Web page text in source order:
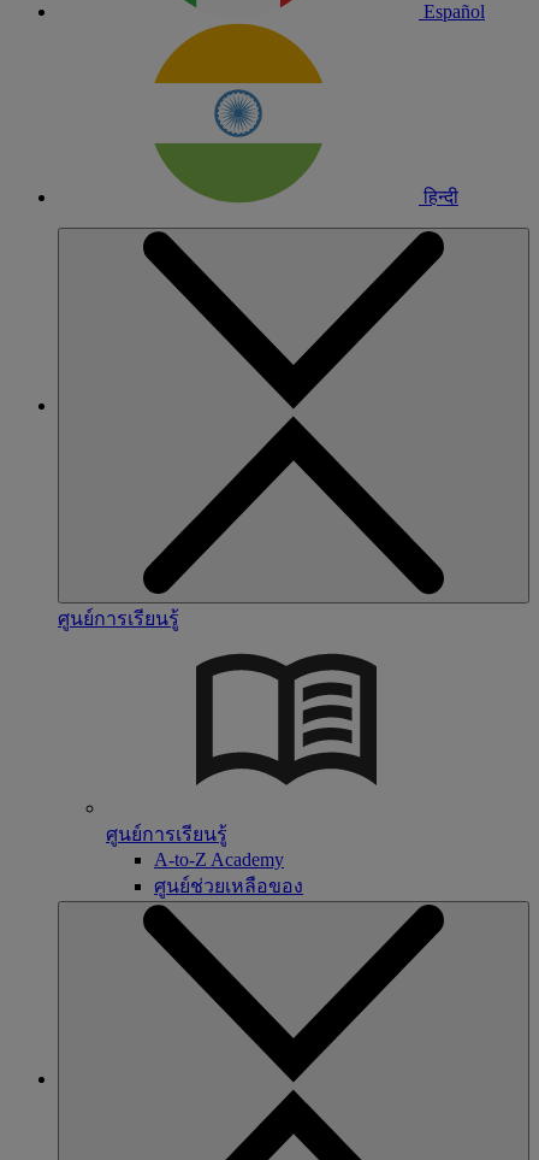
Español
हिन्दी
ศูนย์การเรียนรู้
ศูนย์การเรียนรู้
A-to-Z Academy
ศูนย์ช่วยเหลือของ